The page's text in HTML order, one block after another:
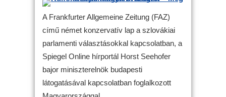
A Frankfurter Allgemeine Zeitung (FAZ)
című német konzervatív lap a szlovákiai
parlamenti választásokkal kapcsolatban, a
Spiegel Online hírportál Horst Seehofer
bajor miniszterelnök budapesti
látogatásával kapcsolatban foglalkozott